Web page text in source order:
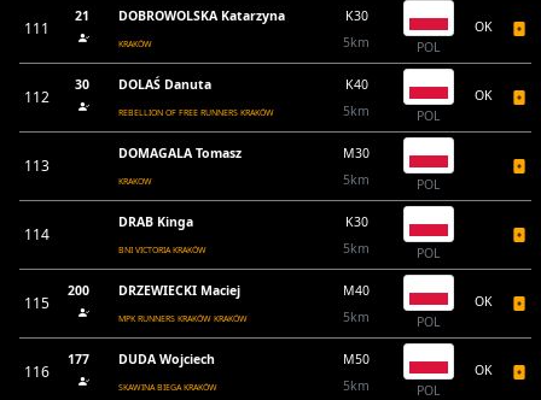
111
21 DOBROWOLSKA Katarzyna
KRAKÓW
K30
5km
POL
OK
112
30 DOLAŚ Danuta
REBELLION OF FREE RUNNERS KRAKÓW
K40
5km
POL
OK
113
DOMAGALA Tomasz
KRAKOW
M30
5km
POL
114
DRAB Kinga
BNI VICTORIA KRAKÓW
K30
5km
POL
115
200 DRZEWIECKI Maciej
MPK RUNNERS KRAKÓW KRAKÓW
M40
5km
POL
OK
116
177 DUDA Wojciech
SKAWINA BIEGA KRAKÓW
M50
5km
POL
OK